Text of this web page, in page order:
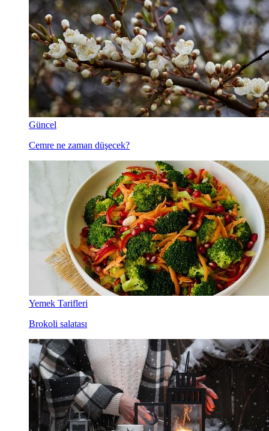
Güncel
Cemre ne zaman düşecek?
Yemek Tarifleri
Brokoli salatası